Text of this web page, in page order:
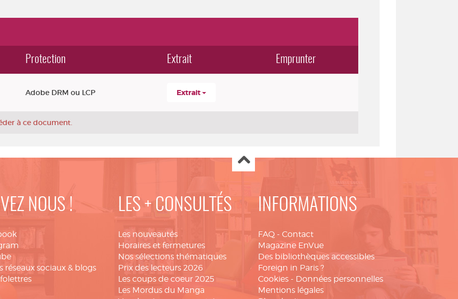
Protection Extrait Emprunter
Adobe DRM ou LCP Extrait
à ce document.
NOUS !
réseaux sociaux & blogs
LES + CONSULTÉS
Les nouveautés
Horaires et fermetures
Nos sélections thématiques
Prix des lecteurs 2026
Les coups de coeur 2025
Les Mordus du Manga
INFORMATIONS
FAQ - Contact
Magazine EnVue
Des bibliothèques accessibles
Foreign in Paris ?
Cookies - Données personnelles
Mentions légales